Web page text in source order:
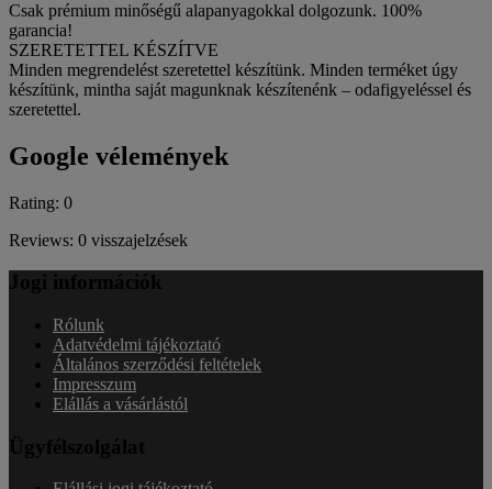
Csak prémium minőségű alapanyagokkal dolgozunk. 100%
garancia!
SZERETETTEL KÉSZÍTVE
Minden megrendelést szeretettel készítünk. Minden terméket úgy
készítünk, mintha saját magunknak készítenénk – odafigyeléssel és
szeretettel.
Google vélemények
Rating: 0
Reviews: 0 visszajelzések
Jogi információk
Rólunk
Adatvédelmi tájékoztató
Általános szerződési feltételek
Impresszum
Elállás a vásárlástól
Ügyfélszolgálat